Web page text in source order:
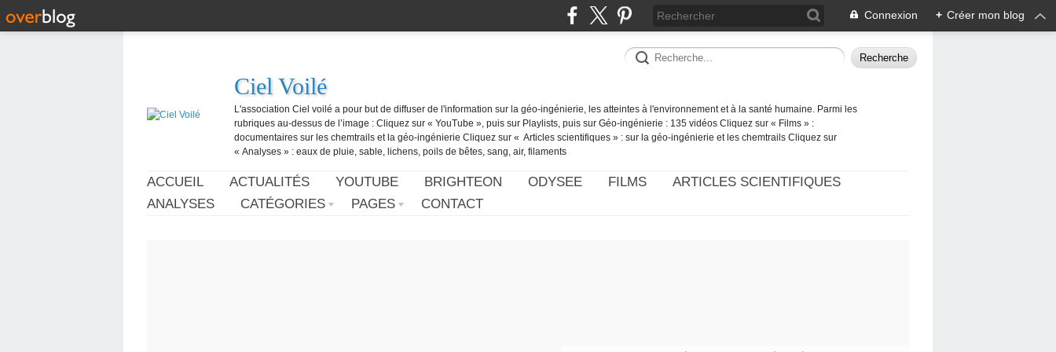
Connexion + Créer mon blog
Ciel Voilé
L'association Ciel voilé a pour but de diffuser de l'information sur la géo-ingénierie, les atteintes à l'environnement et à la santé humaine. Parmi les
rubriques au-dessus de l’image : Cliquez sur « YouTube », puis sur Playlists, puis sur Géo-ingénierie : 135 vidéos Cliquez sur « Films » :
documentaires sur les chemtrails et la géo-ingénierie Cliquez sur « Articles scientifiques » : sur la géo-ingénierie et les chemtrails Cliquez sur
« Analyses » : eaux de pluie, sable, lichens, poils de bêtes, sang, air, filaments
ACCUEIL ACTUALITÉS YOUTUBE BRIGHTEON ODYSEE FILMS
ARTICLES SCIENTIFIQUES
ANALYSES
CATÉGORIES PAGES CONTACT